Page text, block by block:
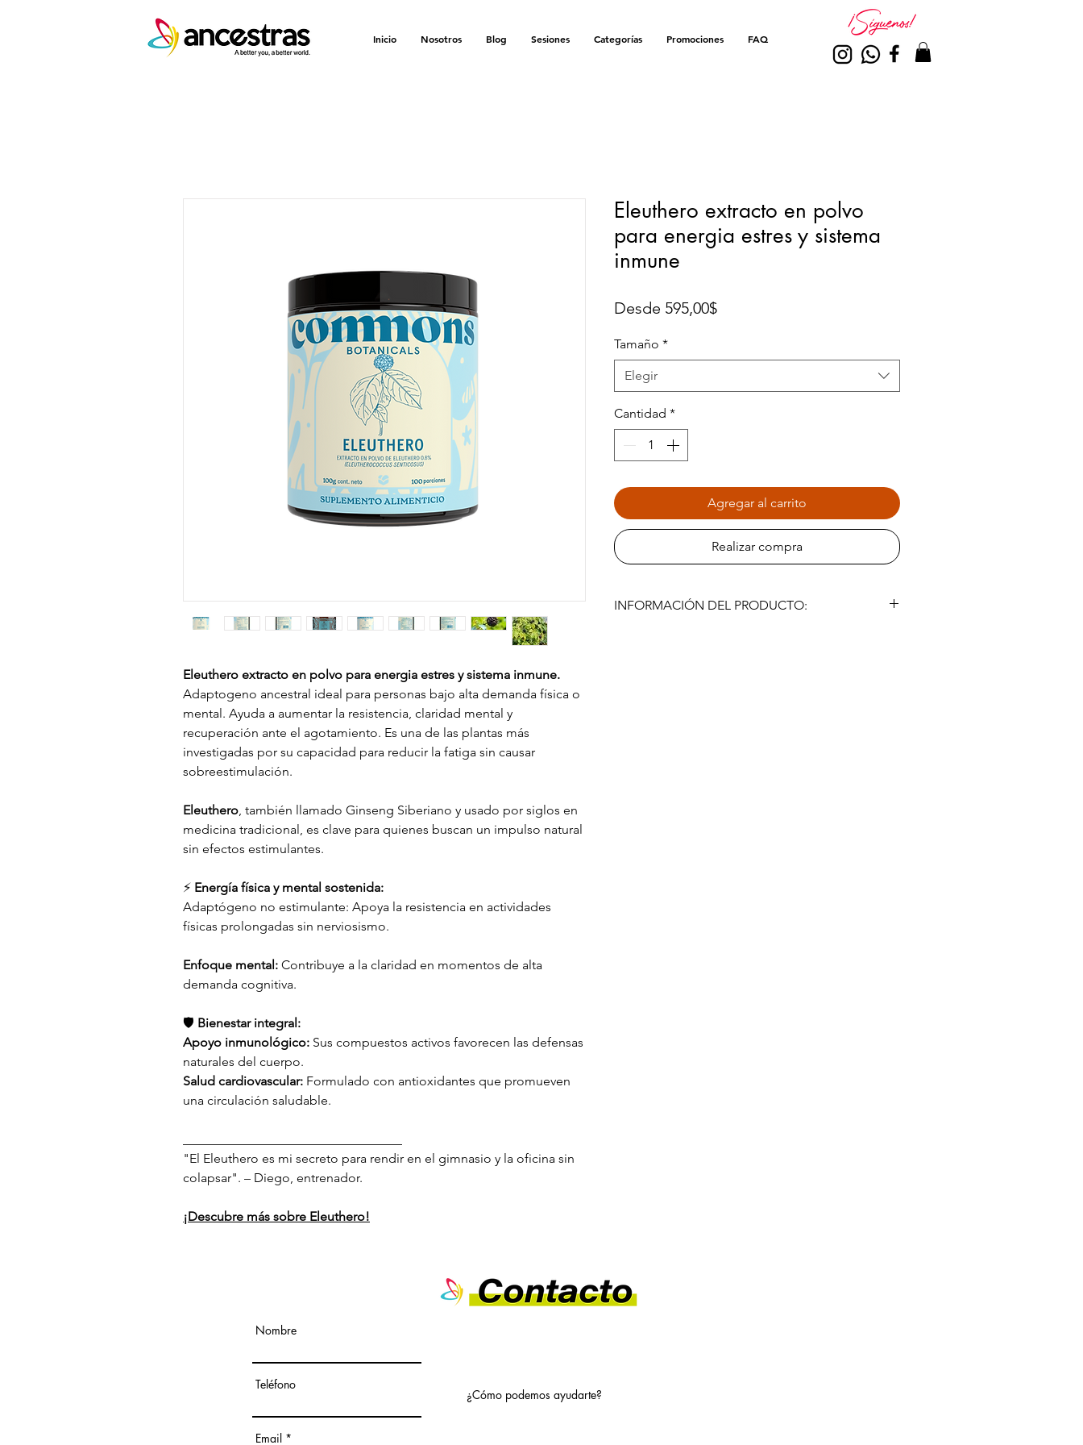
Inicio Nosotros Blog Sesiones Categorías Promociones FAQ
Eleuthero extracto en polvo para energia estres y sistema inmune.
Adaptogeno ancestral ideal para personas bajo alta demanda física o
mental. Ayuda a aumentar la resistencia, claridad mental y
recuperación ante el agotamiento. Es una de las plantas más
investigadas por su capacidad para reducir la fatiga sin causar
sobreestimulación.
Eleuthero, también llamado Ginseng Siberiano y usado por siglos en
medicina tradicional, es clave para quienes buscan un impulso natural
sin efectos estimulantes.
⚡ Energía física y mental sostenida:
Adaptógeno no estimulante: Apoya la resistencia en actividades
físicas prolongadas sin nerviosismo.
Enfoque mental: Contribuye a la claridad en momentos de alta
demanda cognitiva.
🛡️ Bienestar integral:
Apoyo inmunológico: Sus compuestos activos favorecen las defensas
naturales del cuerpo.
Salud cardiovascular: Formulado con antioxidantes que promueven
una circulación saludable.
"El Eleuthero es mi secreto para rendir en el gimnasio y la oficina sin
colapsar". – Diego, entrenador.
¡Descubre más sobre Eleuthero!
Eleuthero extracto en polvo
para energia estres y sistema
inmune
Desde 595,00$Precio
Tamaño *
Elegir
Cantidad *
Agregar al carrito
Realizar compra
INFORMACIÓN DEL PRODUCTO:
Nombre
Teléfono
Email
¿Cómo podemos ayudarte?